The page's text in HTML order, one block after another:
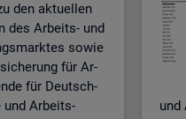
den ak­tu­el­len
des Ar­beits- und
sowie
für Ar­
für Deutsch­
und Ar­beits­
und